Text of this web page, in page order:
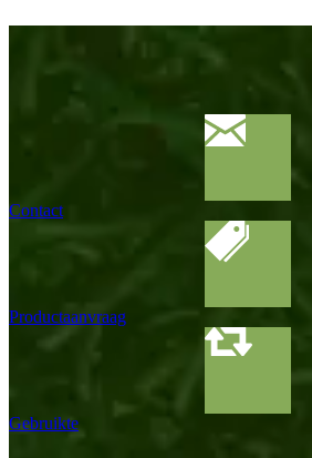
Contact
Productaanvraag
Gebruikte